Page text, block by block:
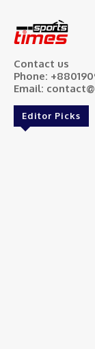
Contact us
Phone:
Email:
Editor Picks